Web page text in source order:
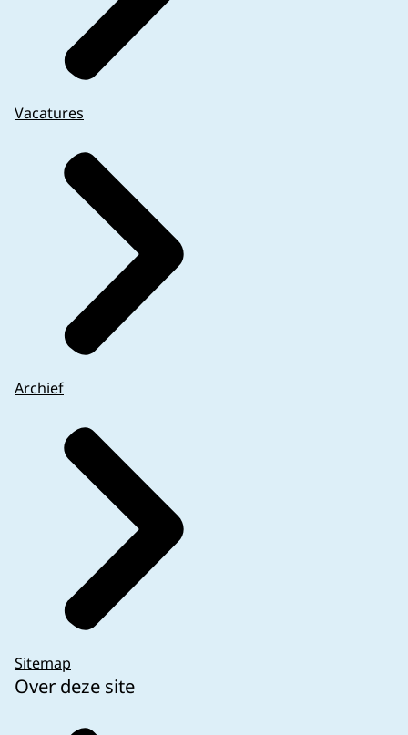
Vacatures
Archief
Sitemap
Over deze site